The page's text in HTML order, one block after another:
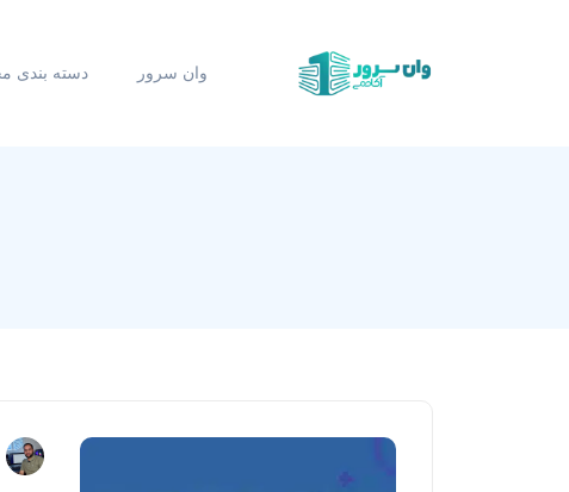
وان سرور دسته بندی